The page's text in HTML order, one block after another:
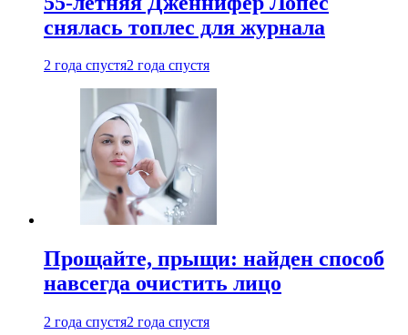
снялась топлес для журнала
2 года спустя2 года спустя
Прощайте, прыщи: найден способ
навсегда очистить лицо
2 года спустя2 года спустя